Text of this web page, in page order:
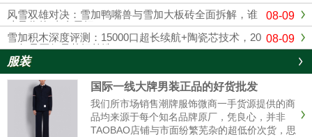
08-09
风雪双雄对决：雪加鸭嘴兽与雪加大板砖全面拆解，谁
才是你的“真命天烟”？
08-09
雪加积木深度评测：15000口超长续航+陶瓷芯技术，20
26年是否仍是替烟首选？
服装
国际一线大牌男装正品的好货批发
我们所市场销售潮牌服饰微商一手货源提供的商
品均来源于每个知名品牌原厂，凭良心，并非
TAOBAO店铺与市面纷繁芜杂的超低价次货，思